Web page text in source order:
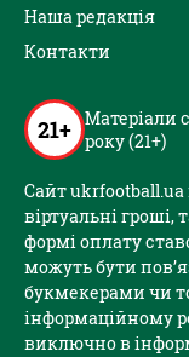
Наша редакція
Контакти
21+ Матеріали
року (21+)
Сайт ukrfootball.ua
віртуальні
формі оплату
можуть бути
букмекерами чи
інформаційному
виключно в